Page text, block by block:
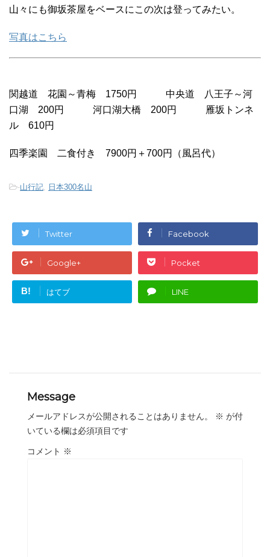
山々にも御坂茶屋をベースにこの次は登ってみたい。
写真はこちら
関越道 花園～青梅 1750円 中央道 八王子～河
口湖 200円 河口湖大橋 200円 雁坂トンネ
ル 610円
四季楽園 二食付き 7900円＋700円（風呂代）
-山行記, 日本300名山
Twitter Facebook
Google+ Pocket
B! はてブ LINE
Message
メールアドレスが公開されることはありません。 ※ が付
いている欄は必須項目です
コメント ※